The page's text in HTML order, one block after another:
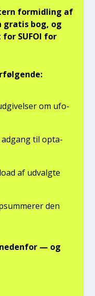
for­mid­ling af
gra­tis bog, og
SUFOI for
om ufo­
til opta­
af udvalg­te
den
— og